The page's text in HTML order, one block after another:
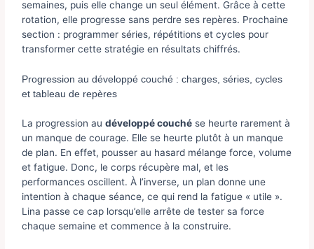
semaines, puis elle change un seul élément. Grâce à cette
rotation, elle progresse sans perdre ses repères. Prochaine
section : programmer séries, répétitions et cycles pour
transformer cette stratégie en résultats chiffrés.
Progression au développé couché : charges, séries, cycles
et tableau de repères
La progression audéveloppé couché se heurte rarement à
un manque de courage. Elle se heurte plutôt à un manque
de plan. En effet, pousser au hasard mélange force, volume
et fatigue. Donc, le corps récupère mal, et les
performances oscillent. À l’inverse, un plan donne une
intention à chaque séance, ce qui rend la fatigue « utile ».
Lina passe ce cap lorsqu’elle arrête de tester sa force
chaque semaine et commence à la construire.